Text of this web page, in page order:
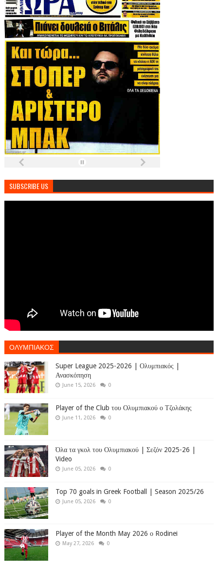
SUBSCRIBE US
ΟΛΥΜΠΙΑΚΟΣ
Super League 2025-2026 | Ολυμπιακός |
Ανασκόπηση
June 15, 2026 0
Player of the Club του Ολυμπιακού ο Τζολάκης
June 11, 2026 0
Όλα τα γκολ του Ολυμπιακού | Σεζόν 2025-26 |
Video
June 05, 2026 0
Top 70 goals in Greek Football | Season 2025/26
June 05, 2026 0
Player of the Month May 2026 ο Rodinei
May 27, 2026 0